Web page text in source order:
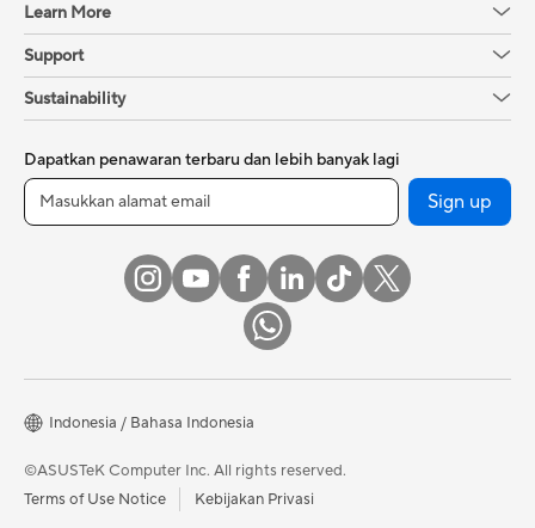
Learn More
Support
Sustainability
Dapatkan penawaran terbaru dan lebih banyak lagi
Sign up
Indonesia / Bahasa Indonesia
©ASUSTeK Computer Inc. All rights reserved.
Terms of Use Notice
Kebijakan Privasi